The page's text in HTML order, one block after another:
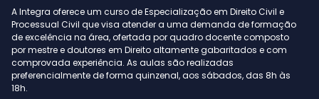
A Integra oferece um curso de Especialização em Direito Civil e
Processual Civil que visa atender a uma demanda de formação
de excelência na área, ofertada por quadro docente composto
por mestre e doutores em Direito altamente gabaritados e com
comprovada experiência. As aulas são realizadas
preferencialmente de forma quinzenal, aos sábados, das 8h às
18h.